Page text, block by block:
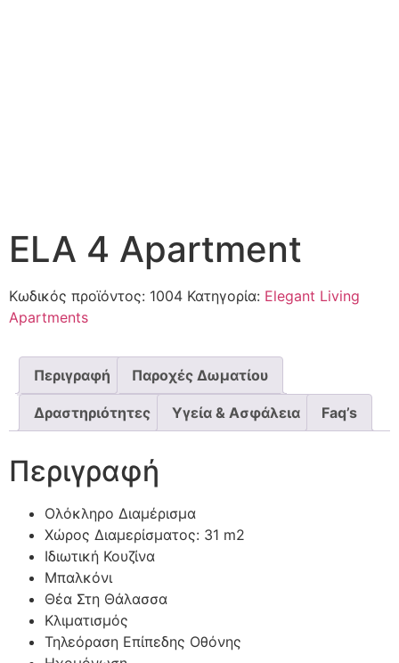
ELA 4 Apartment
Κωδικός προϊόντος: 1004 Κατηγορία: Elegant Living
Apartments
Περιγραφή Παροχές Δωματίου
Δραστηριότητες Υγεία & Ασφάλεια Faq’s
Περιγραφή
Ολόκληρο Διαμέρισμα
Χώρος Διαμερίσματος: 31 m2
Ιδιωτική Κουζίνα
Μπαλκόνι
Θέα Στη Θάλασσα
Κλιματισμός
Τηλεόραση Επίπεδης Οθόνης